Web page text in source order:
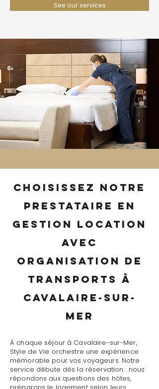
See our services
Choisissez notre
prestataire en
gestion location
avec
organisation de
transports à
Cavalaire-sur-
Mer
À chaque séjour à Cavalaire-sur-Mer,
Style de Vie orchestre une expérience
mémorable pour vos voyageurs. Notre
service débute dès la réservation : nous
répondons aux questions des hôtes,